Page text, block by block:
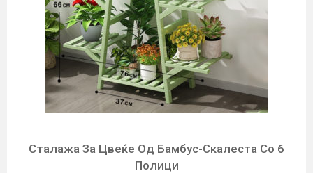
Сталажа За Цвеќе Од Бамбус-Скалеста Со 6
Полици